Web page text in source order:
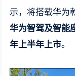
示，将搭载华为
华为智驾及智能
年上半年上市。